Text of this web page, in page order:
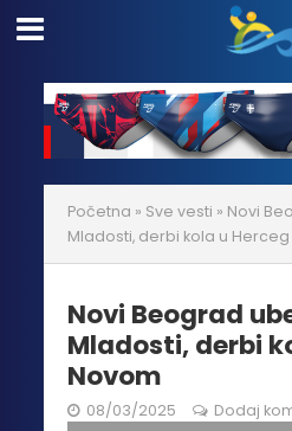
Početna » Sve vesti » Novi
Mladosti, derbi kola u
Novi Beograd
Mladosti, derbi
Novom
08/03/2025 Dodaj